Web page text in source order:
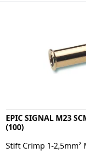
EPIC SIGNAL M23
(100)
Stift Crimp 1-